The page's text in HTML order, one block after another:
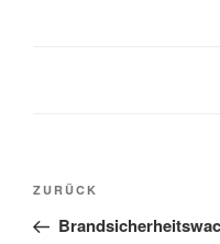
ZURÜCK